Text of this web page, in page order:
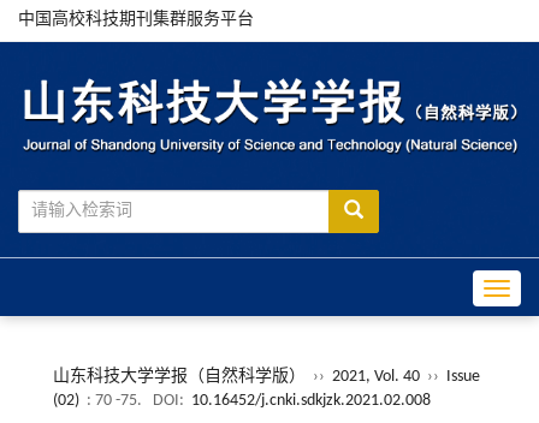
中国高校科技期刊集群服务平台
山东科技大学学报（自然科学版） ›› 2021, Vol. 40 ›› Issue
(02) : 70 -75. DOI: 10.16452/j.cnki.sdkjzk.2021.02.008